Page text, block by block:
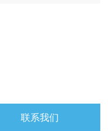
硬件产品，请另行咨询
联系我们